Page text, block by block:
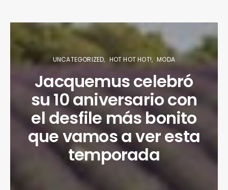
UNCATEGORIZED HOT HOT HOT! MODA
Jacquemus celebró
su 10 aniversario con
el desfile más bonito
que vamos a ver esta
temporada